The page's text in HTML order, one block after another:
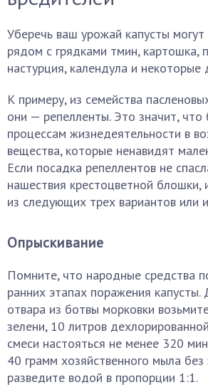
Уберечь ваш урожай капусты
рядом с грядками тмин, картошка,
настурция, календула и некоторые
К примеру, из семейства
они — репелленты. Это значит, что
процессам жизнедеятельности в
вещества, которые ненавидят
Если посадка репеллентов не
нашествия крестоцветной блошки,
из следующих трех вариантов или
Опрыскивание
Помните, что народные средства
ранних этапах поражения капусты.
отвара из ботвы морковки
зелени, 10 литров
смеси настояться не менее 320
40 грамм хозяйственного мыла
разведите водой в пропорции 1:1.